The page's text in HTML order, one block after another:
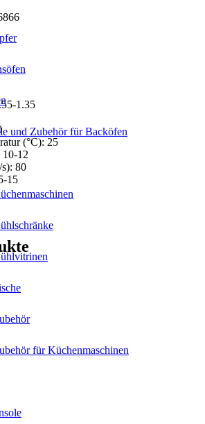
und Zubehör für Backöfen
für Küchenmaschinen
1.35
(°C): 25
10-12
80
15